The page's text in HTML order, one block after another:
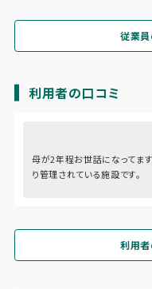
従業員
利用者の口コミ
母が2年程お世話になってます
り管理されている施設です。
利用者